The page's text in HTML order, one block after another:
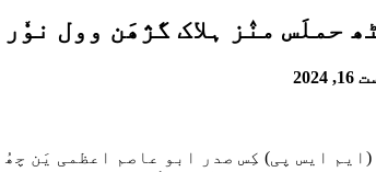
حملَس منٛز ہلاک گژھَن وول
2024
ایس پی) کِس صدر ابو عاصم اعظمی یَن